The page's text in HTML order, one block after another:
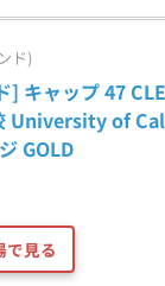
ド)
キャップ 47
University of
GOLD
で見る